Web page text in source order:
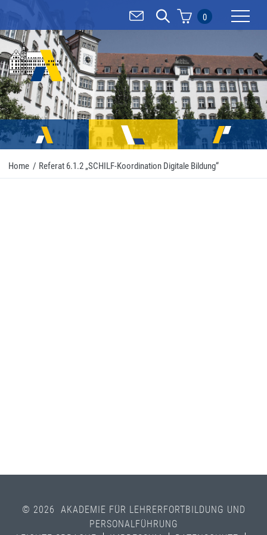
0
Home / Referat 6.1.2 „SCHILF-Koordination Digitale Bildung“
© 2026 AKADEMIE FÜR LEHRERFORTBILDUNG UND
PERSONALFÜHRUNG